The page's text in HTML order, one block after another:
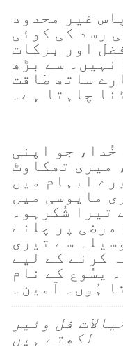
غیر محدود
رسد کی کوئی
اور برکات
نہیں۔ سے بڑھ
ساتھ طاقت
چاہتا ہے۔
خُدا، جو اپنی
میری تھکاوٹ
ابہام میں
مایوسی میں
تیرا شُکرہو۔
مرضی پر چلنے
سے تیری
کرنے کے لیے
یسُوع کے نام
ہُوں۔ آمین۔
فل وئیر
لکھتے ہیں